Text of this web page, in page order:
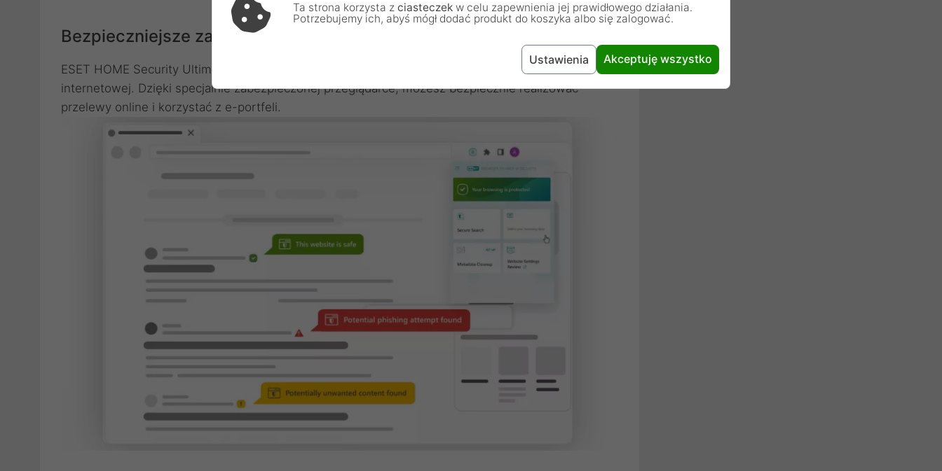
Bezpieczniejsze zakupy i przelewy w Internecie
ESET HOME Security Ultimate automatycznie chroni Cię podczas korzystania z bankowości
internetowej. Dzięki specjalnie zabezpieczonej przeglądarce, możesz bezpiecznie realizować
przelewy online i korzystać z e-portfeli.
Ta strona korzysta z ciasteczek w celu zapewnienia jej prawidłowego działania.
Potrzebujemy ich, abyś mógł dodać produkt do koszyka albo się zalogować.
Ustawienia Akceptuję wszystko